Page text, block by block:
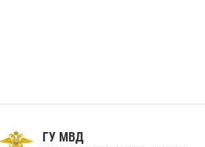
ГУ МВД